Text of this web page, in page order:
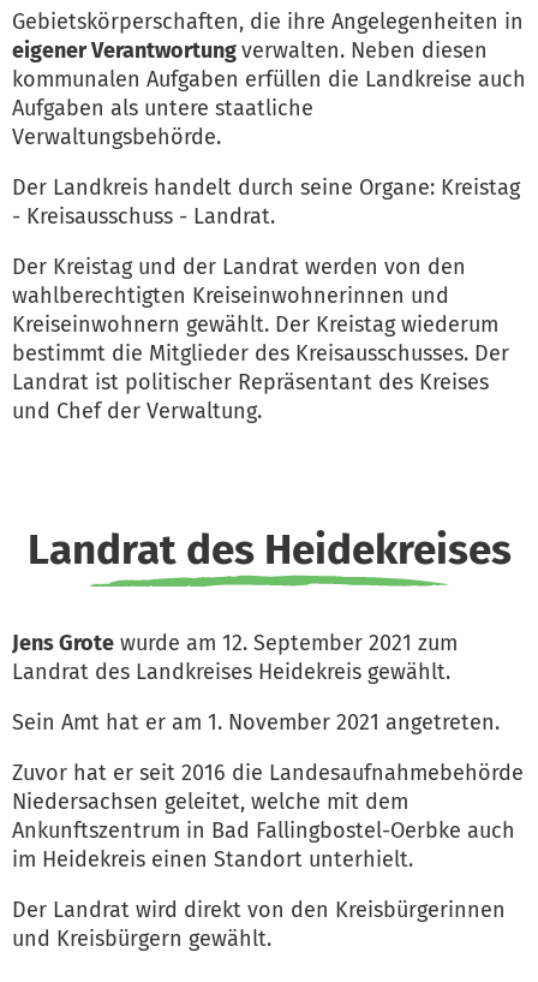
Kreisrätin Frau C. Reithmeier
Vogteistr. 19
29683 Bad Fallingbostel
c.reithmeier@heidekreis.de
05162 970-444
05162 970-99444
Gebietskörperschaften, die ihre Angelegenheiten in
eigener Verantwortungverwalten. Neben diesen
kommunalen Aufgaben erfüllen die Landkreise auch
Aufgaben als untere staatliche
Verwaltungsbehörde.
Der Landkreis handelt durch seine Organe: Kreistag
- Kreisausschuss - Landrat.
Der Kreistag und der Landrat werden von den
wahlberechtigten Kreiseinwohnerinnen und
Kreiseinwohnern gewählt. Der Kreistag wiederum
bestimmt die Mitglieder des Kreisausschusses. Der
Landrat ist politischer Repräsentant des Kreises
und Chef der Verwaltung.
Landrat des Heidekreises
Jens Grote wurde am 12. September 2021 zum
Landrat des Landkreises Heidekreis gewählt.
Sein Amt hat er am 1. November 2021 angetreten.
Zuvor hat er seit 2016 die Landesaufnahmebehörde
Niedersachsen geleitet, welche mit dem
Ankunftszentrum in Bad Fallingbostel-Oerbke auch
im Heidekreis einen Standort unterhielt.
Der Landrat wird direkt von den Kreisbürgerinnen
und Kreisbürgern gewählt.